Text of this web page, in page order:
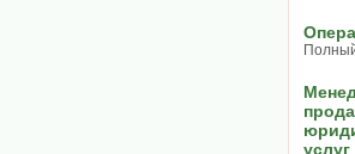
услуг